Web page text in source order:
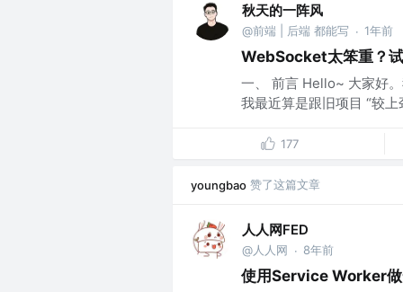
秋天的一阵风
@前端 | 后端 都能写 · 1年前
WebSocket太笨重？
一、 前言 Hello~ 大家好
我最近算是跟旧项目 “较
177
youngbao 赞了这篇文章
人人网FED
@人人网 · 8年前
使用Service Worker